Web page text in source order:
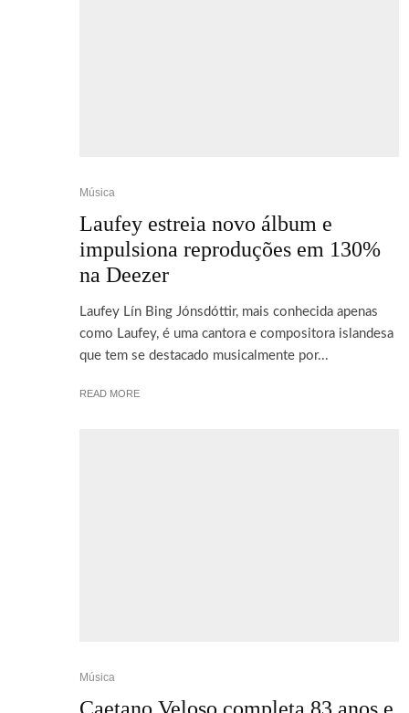
Música
Laufey estreia novo álbum e
impulsiona reproduções em 130%
na Deezer
Laufey Lín Bing Jónsdóttir, mais conhecida apenas
como Laufey, é uma cantora e compositora islandesa
que tem se destacado musicalmente por...
READ MORE
Música